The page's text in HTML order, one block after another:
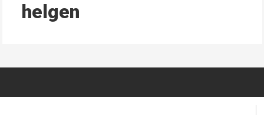
helgen